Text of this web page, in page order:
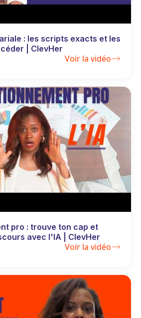
: les scripts exacts et les
| ClevHer
Voir la vidéo
pro : trouve ton cap et
avec l'IA | ClevHer
Voir la vidéo